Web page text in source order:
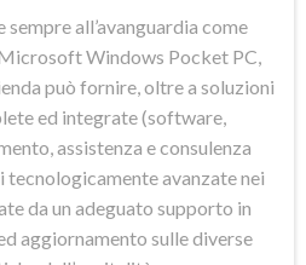
all’avanguardia come
Windows Pocket PC,
può fornire, oltre a soluzioni
ed integrate (software,
assistenza e consulenza
tecnologicamente avanzate nei
da un adeguato supporto in
aggiornamento sulle diverse